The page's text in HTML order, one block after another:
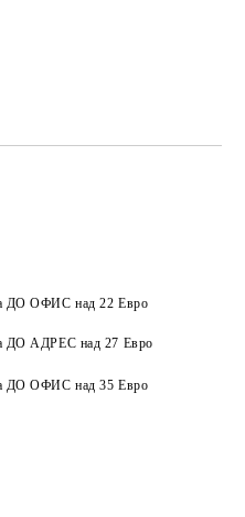
ДО ОФИС над 22 Евро
ДО АДРЕС над 27 Евро
ДО ОФИС над 35 Евро